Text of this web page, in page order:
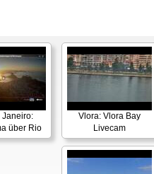
Janeiro:
über Rio
Vlora: Vlora Bay
Livecam